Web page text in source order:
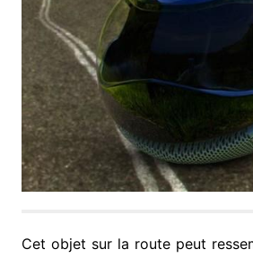
Cet objet sur la route peut